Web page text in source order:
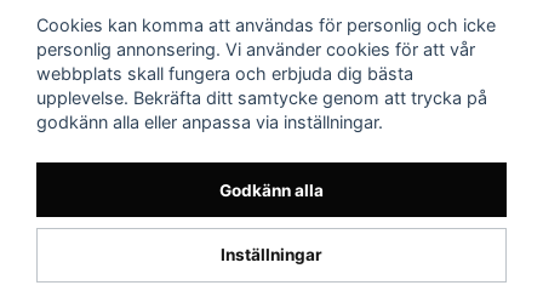
kundservice. Du kan känna dig
trygg med köp hos oss
oavsett om det är i butiken i
Sundsvall eller online. Det går
lika bra att kontakta oss via
mail eller per telefon. Vår butik
med generösa öppettider har
funnits i över 50år.
Cookies kan komma att användas för personlig och icke
personlig annonsering. Vi använder cookies för att vår
webbplats skall fungera och erbjuda dig bästa
upplevelse. Bekräfta ditt samtycke genom att trycka på
godkänn alla eller anpassa via inställningar.
Godkänn alla
Inställningar